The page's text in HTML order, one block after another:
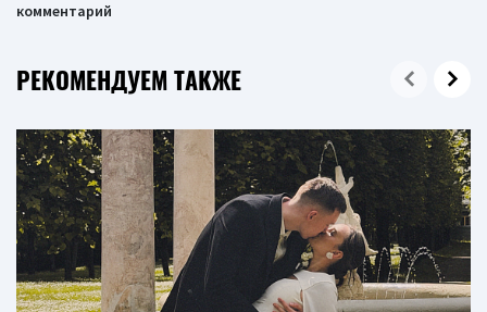
комментарий
РЕКОМЕНДУЕМ ТАКЖЕ